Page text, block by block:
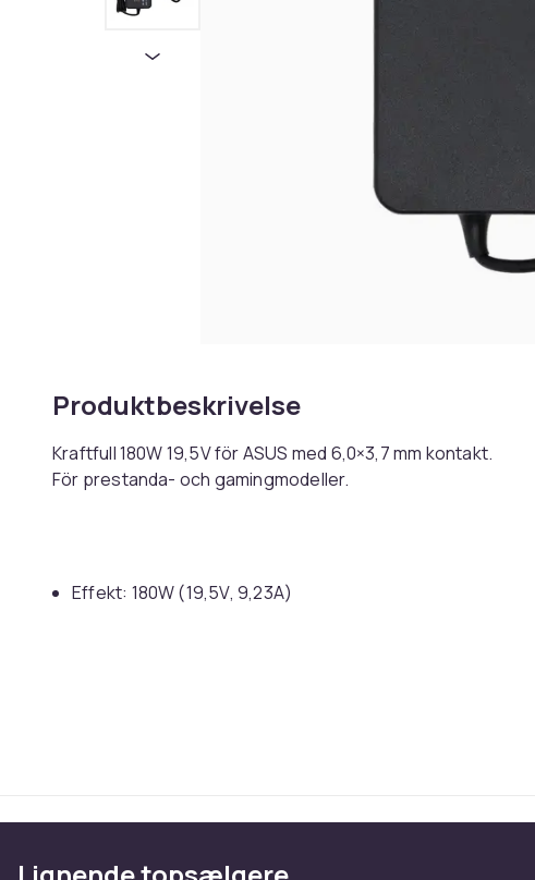
Produktbeskrivelse
Kraftfull 180W 19,5V för ASUS med 6,0×3,7 mm kontakt.
För prestanda- och gamingmodeller.
Effekt: 180W (19,5V, 9,23A)
Jämför amperekravet under belastning.